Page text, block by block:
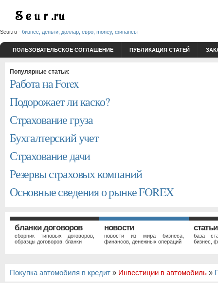
Seur.ru - бизнес, деньги, доллар, евро, money, финансы
ПОЛЬЗОВАТЕЛЬСКОЕ СОГЛАШЕНИЕ ПУБЛИКАЦИЯ СТАТЕЙ
Популярные статьи:
Работа на Forex
Подорожает ли каско?
Страхование груза
Бухгалтерский учет
Страхование дачи
Резервы страховых компаний
Основные сведения о рынке FOREX
бланки договоров
сборник типовых договоров,
образцы договоров, бланки
новости
новости из мира бизнеса,
финансов, денежных операций
статьи
база
бизнес,
Покупка автомобиля в кредит » Инвестиции в автомобиль »